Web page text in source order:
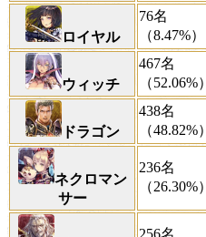
ロイヤル
76名
（8.47%）
ウィッチ
467名
（52.06%）
ドラゴン
438名
（48.82%）
ネクロマン
サー
236名
（26.30%）
256名